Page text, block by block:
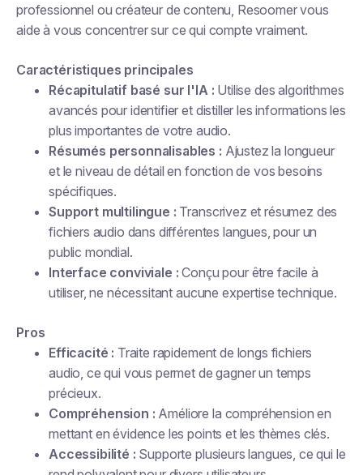
professionnel ou créateur de contenu, Resoomer vous
aide à vous concentrer sur ce qui compte vraiment.
Caractéristiques principales
Récapitulatif basé sur l'IA : Utilise des algorithmes
avancés pour identifier et distiller les informations les
plus importantes de votre audio.
Résumés personnalisables : Ajustez la longueur
et le niveau de détail en fonction de vos besoins
spécifiques.
Support multilingue : Transcrivez et résumez des
fichiers audio dans différentes langues, pour un
public mondial.
Interface conviviale : Conçu pour être facile à
utiliser, ne nécessitant aucune expertise technique.
Pros
Efficacité : Traite rapidement de longs fichiers
audio, ce qui vous permet de gagner un temps
précieux.
Compréhension : Améliore la compréhension en
mettant en évidence les points et les thèmes clés.
Accessibilité : Supporte plusieurs langues, ce qui le